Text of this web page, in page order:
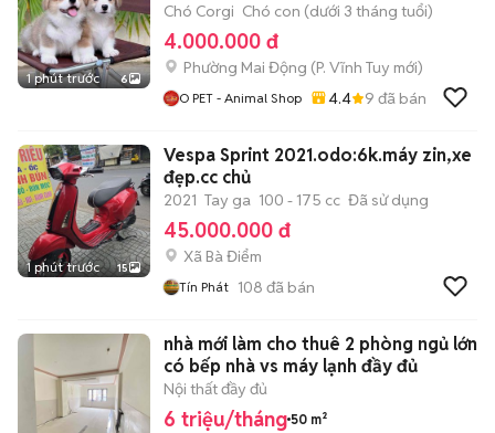
1 phút trước 6
Chó Corgi Chó con (dưới 3 tháng tuổi)
4.000.000 đ
Phường Mai Động (P. Vĩnh Tuy mới)
O PET - Animal Shop 4.4 9 đã bán
1 phút trước 15
Vespa Sprint 2021.odo:6k.máy zin,xe
đẹp.cc chủ
2021 Tay ga 100 - 175 cc Đã sử dụng
45.000.000 đ
Xã Bà Điểm
Tín Phát 108 đã bán
nhà mới làm cho thuê 2 phòng ngủ lớn
có bếp nhà vs máy lạnh đầy đủ
Nội thất đầy đủ
6 triệu/tháng 50 m²